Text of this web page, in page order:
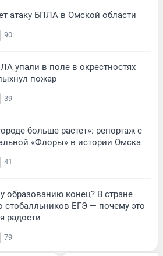
атаку БПЛА в Омской области
90
упали в поле в окрестностях
пожар
39
больше растет»: репортаж с
«Флоры» в истории Омска
41
образованию конец? В стране
стобалльников ЕГЭ — почему это
радости
79